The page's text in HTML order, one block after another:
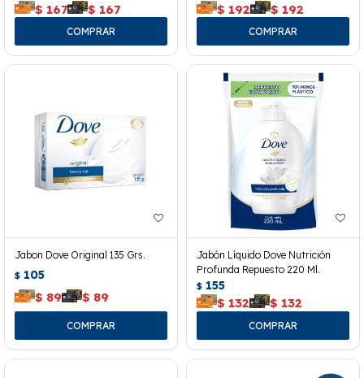
$ 167 $ 167 $ 192 $ 192
Jabon Dove Original 135 Grs.
$ 105
$ 89 $ 89
Jabón Líquido Dove Nutrición
Profunda Repuesto 220 Ml.
$ 155
$ 132 $ 132